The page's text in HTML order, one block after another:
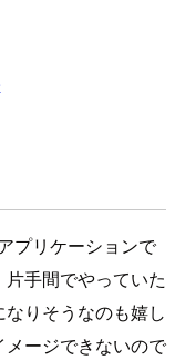
プリケーションで
手間でやっていた
りそうなのも嬉し
ージできないので